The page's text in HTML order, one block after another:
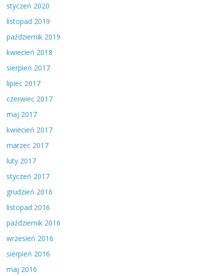
styczeń 2020
listopad 2019
październik 2019
kwiecień 2018
sierpień 2017
lipiec 2017
czerwiec 2017
maj 2017
kwiecień 2017
marzec 2017
luty 2017
styczeń 2017
grudzień 2016
listopad 2016
październik 2016
wrzesień 2016
sierpień 2016
maj 2016